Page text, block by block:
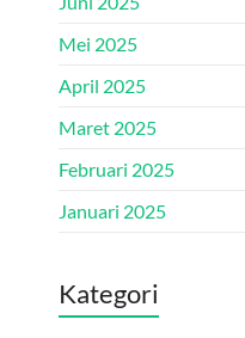
Mei 2025
April 2025
Maret 2025
Februari 2025
Januari 2025
Kategori